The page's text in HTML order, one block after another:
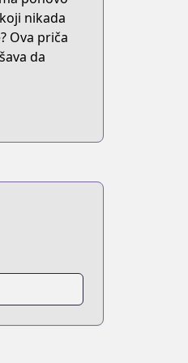
nikada
Ova priča
da